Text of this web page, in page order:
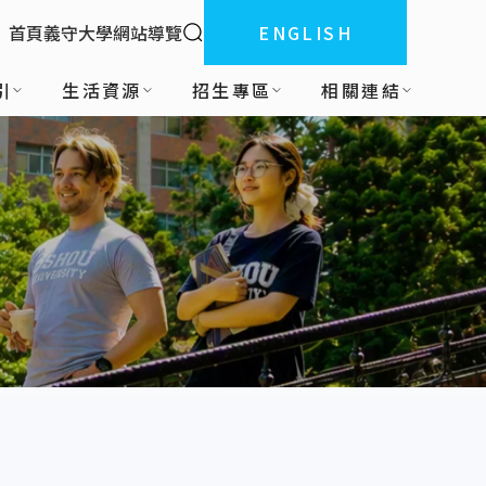
:::
首頁義守大學網站導覽 全站搜索ENGLISH
生活資源 招生專區 相關連結